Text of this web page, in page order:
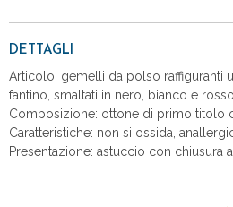
DETTAGLI
Articolo: gemelli da polso raffiguranti
fantino, smaltati in nero, bianco e rosso.
Composizione: ottone di primo titolo
Caratteristiche: non si ossida,
Presentazione: astuccio con chiusura a